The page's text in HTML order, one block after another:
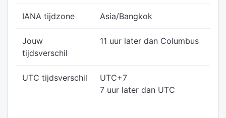
IANA tijdzone Asia/Bangkok
Jouw
tijdsverschil
11 uur later dan Columbus
UTC tijdsverschil
UTC+7
7 uur later dan UTC